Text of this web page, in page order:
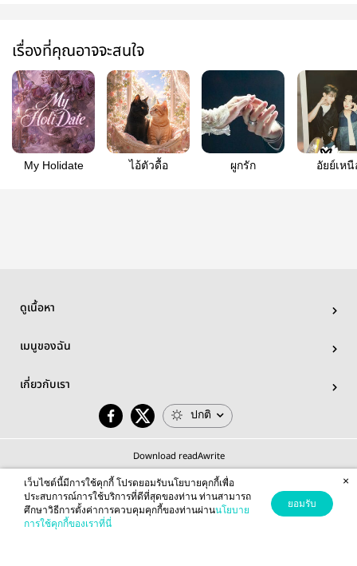
เรื่องที่คุณอาจจะสนใจ
My Holidate ไอ้ตัวดื้อ ผูกรัก อัยย์เหนื
ดูเนื้อหา
เมนูของฉัน
เกี่ยวกับเรา
ปกติ
Download readAwrite
© 2026 readAwrite.com by MEB Corporation Public Company Limited
This site is protected by reCAPTCHA and the Google
เว็บไซต์นี้มีการใช้คุกกี้ โปรดยอมรับนโยบายคุกกี้เพื่อ
ประสบการณ์การใช้บริการที่ดีที่สุดของท่าน ท่านสามารถ
ศึกษาวิธีการตั้งค่าการควบคุมคุกกี้ของท่านผ่านนโยบาย
การใช้คุกกี้ของเราที่นี่
ยอมรับ
×